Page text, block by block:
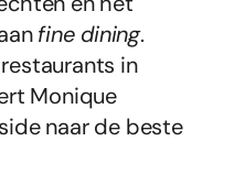
fine dining.
in
Monique
naar de beste